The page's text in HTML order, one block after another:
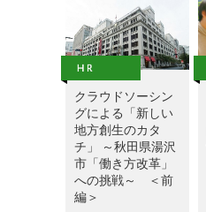
クラウドソーシン
グによる「新しい
地方創生のカタ
チ」 ～秋田県湯沢
市「働き方改革」
への挑戦～ ＜前
編＞